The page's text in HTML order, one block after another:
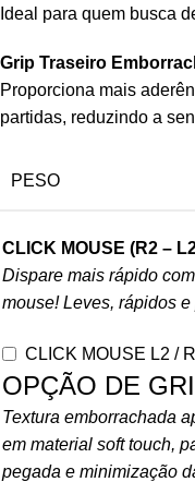
Ideal para quem busca
Grip Traseiro
Proporciona mais
partidas, reduzindo a
PESO
CLICK MOUSE (R2 –
Dispare mais rápido
mouse! Leves, rápidos
CLICK MOUSE L2 /
OPÇÃO DE
Textura emborrachada
em material soft touch,
pegada e minimização